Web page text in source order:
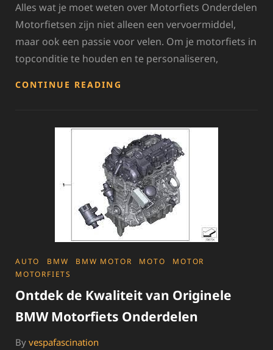
Alles wat je moet weten over Motorfiets Onderdelen
Motorfietsen zijn niet alleen een vervoermiddel,
maar ook een passie voor velen. Om je motorfiets in
topconditie te houden en te personaliseren,
CONTINUE READING
GIDS
VOOR
ONDERHOUD
EN
PERSONALISATIE
CATEGORIES
AUTO BMW BMW MOTOR MOTO
MOTOR
MOTORFIETS
Ontdek de Kwaliteit van Originele
BMW Motorfiets Onderdelen
By vespafascination